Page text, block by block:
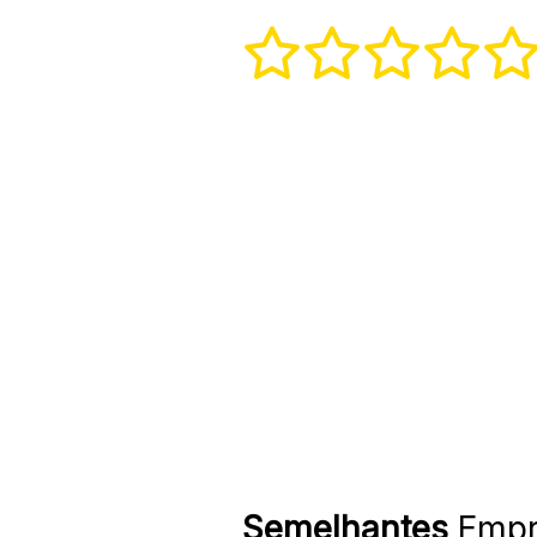
Semelhantes